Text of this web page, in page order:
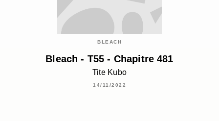
BLEACH
Bleach - T55 - Chapitre 481
Tite Kubo
14/11/2022